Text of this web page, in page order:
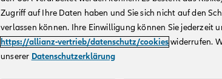
Zugriff auf Ihre Daten haben und Sie sich nicht auf den
verlassen können. Ihre Einwilligung können Sie jederzeit
https://allianz-vertrieb/datenschutz/cookieswiderrufen.
unserer Datenschutzerklärung